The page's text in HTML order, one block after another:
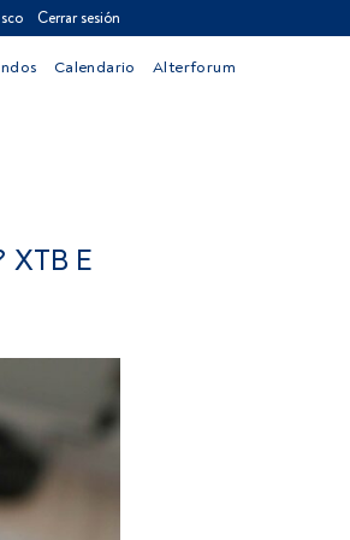
Cerrar sesión
Calendario Alterforum
XTB E